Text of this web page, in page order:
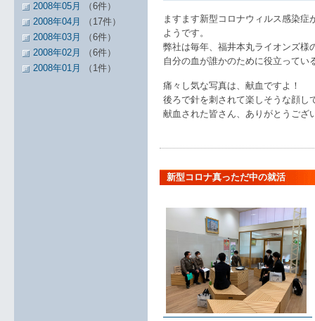
ますます新型コロナウィルス感染
ようです。
弊社は毎年、福井本丸ライオンズ様
自分の血が誰かのために役立ってい
痛々し気な写真は、献血ですよ！
後ろで針を刺されて楽しそうな顔し
献血された皆さん、ありがとうござ
新型コロナ真っただ中の就活
2008年05月
（6件）
2008年04月
（17件）
2008年03月
（6件）
2008年02月
（6件）
2008年01月
（1件）